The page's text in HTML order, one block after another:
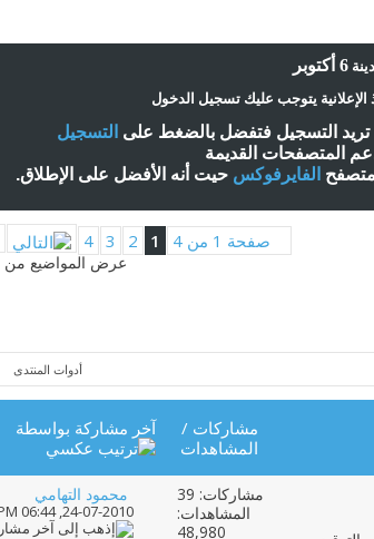
6 أكتوبر
يتوجب عليك تسجيل الدخول
تريد التسجيل فتفضل بالضغط على التسجيل
المتصفحات القديمة
الفايرفوكس حيت أنه الأفضل على الإطلاق.
صفحة 1 من 4 1
2
3
4
عرض المواضيع من 1 إلى 20 من 71
أدوات المنتدى
مشاركات /
المشاهدات
آخر مشاركة بواسطة
مشاركات: 39
المشاهدات:
48,980
محمود التهامي
24-07-2010,
06:44 PM